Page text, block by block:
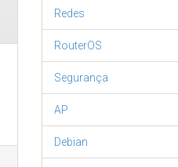
Redes
RouterOS
Segurança
AP
Debian